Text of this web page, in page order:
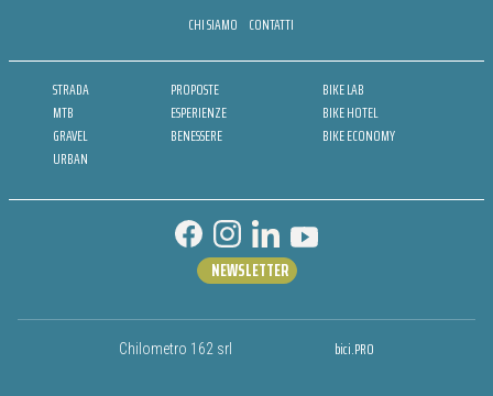
CHI SIAMO CONTATTI
STRADA
MTB
GRAVEL
URBAN
PROPOSTE
ESPERIENZE
BENESSERE
BIKE LAB
BIKE HOTEL
BIKE ECONOMY
Chilometro 162 srl bici.PRO
NEWSLETTER